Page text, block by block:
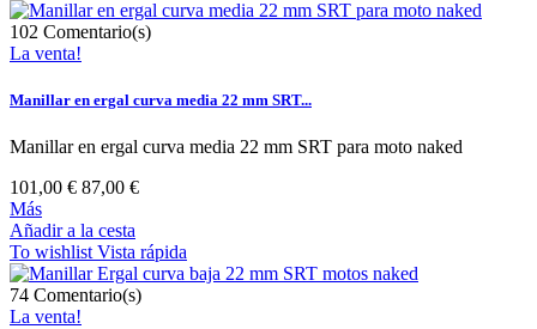
102 Comentario(s)
La venta!
Manillar en ergal curva media 22 mm SRT...
Manillar en ergal curva media 22 mm SRT para moto naked
101,00 € 87,00 €
Más
Añadir a la cesta
To wishlist Vista rápida
74 Comentario(s)
La venta!